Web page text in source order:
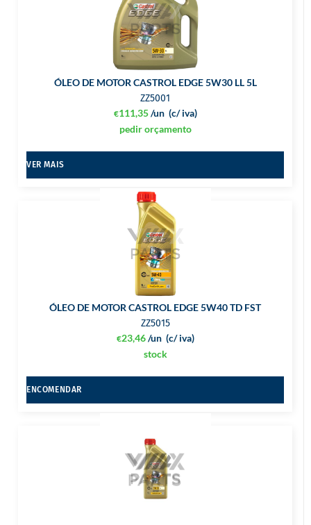
ÓLEO DE MOTOR CASTROL EDGE 5W30 LL 5L
ZZ5001
€111,35 (c/ iva)
/un
pedir orçamento
VER MAIS
ÓLEO DE MOTOR CASTROL EDGE 5W40 TD FST
ZZ5015
€23,46 (c/ iva)
/un
stock
ENCOMENDAR